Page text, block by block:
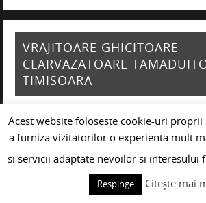
VRAJITOARE GHICITOARE
CLARVAZATOARE
TIMISOARA
VRAJITOARE GHICITOARE
CLARVAZATOARE
Acest website foloseste cookie-uri
a furniza vizitatorilor o experienta mult
si servicii adaptate nevoilor si interesului
Respinge
Citește mai